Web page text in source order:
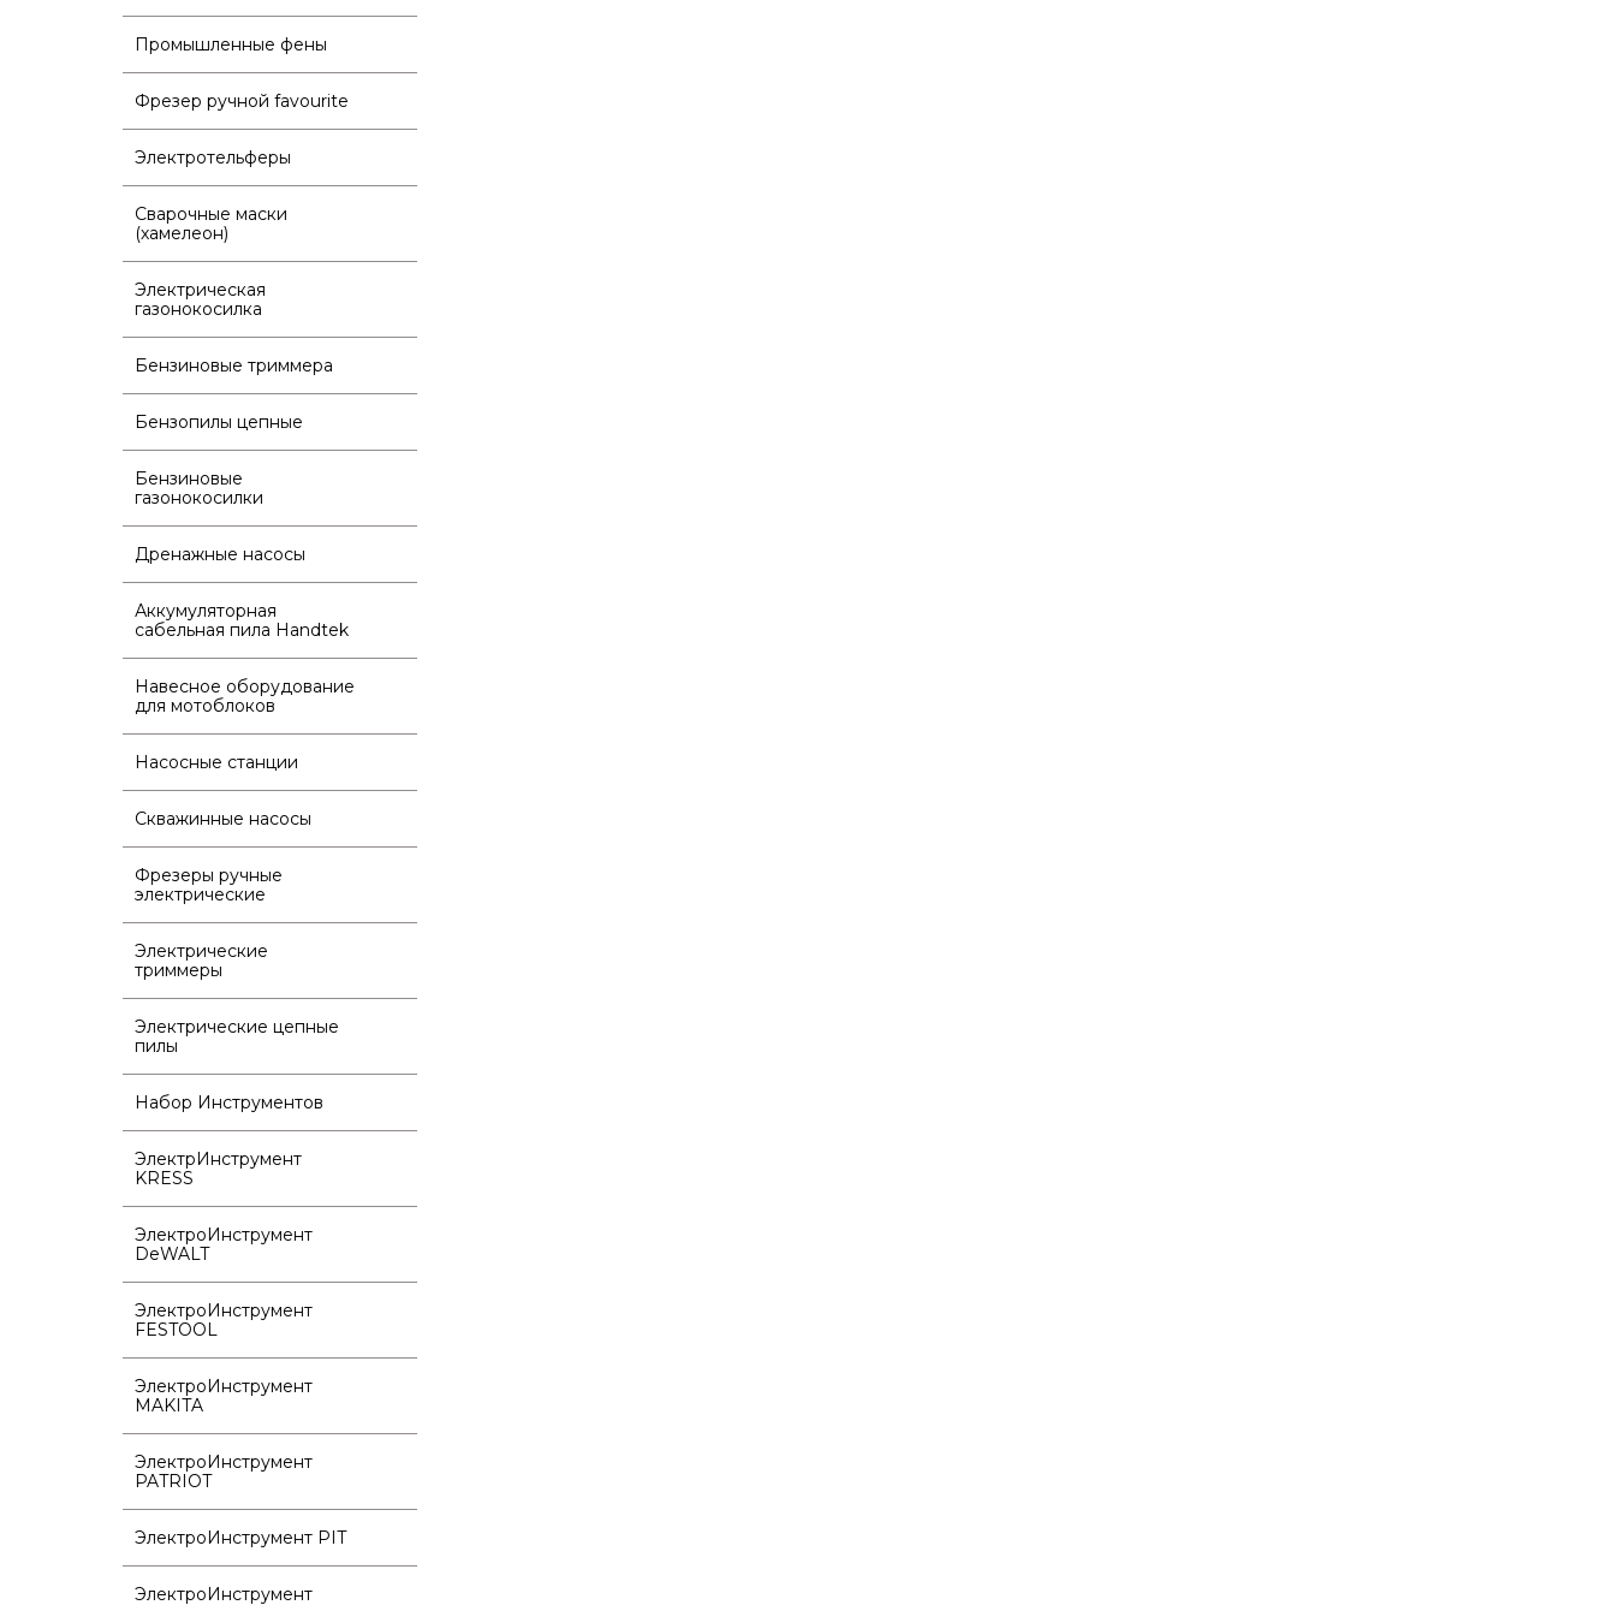
Промышленные фены
Фрезер ручной favourite
Электротельферы
Сварочные маски
(хамелеон)
Электрическая
газонокосилка
Бензиновые триммера
Бензопилы цепные
Бензиновые
газонокосилки
Дренажные насосы
Аккумуляторная
сабельная пила Handtek
Навесное оборудование
для мотоблоков
Насосные станции
Скважинные насосы
Фрезеры ручные
электрические
Электрические
триммеры
Электрические цепные
пилы
Набор Инструментов
ЭлектрИнструмент
KRESS
ЭлектроИнструмент
DeWALT
ЭлектроИнструмент
FESTOOL
ЭлектроИнструмент
MAKITA
ЭлектроИнструмент
PATRIOT
ЭлектроИнструмент PIT
ЭлектроИнструмент